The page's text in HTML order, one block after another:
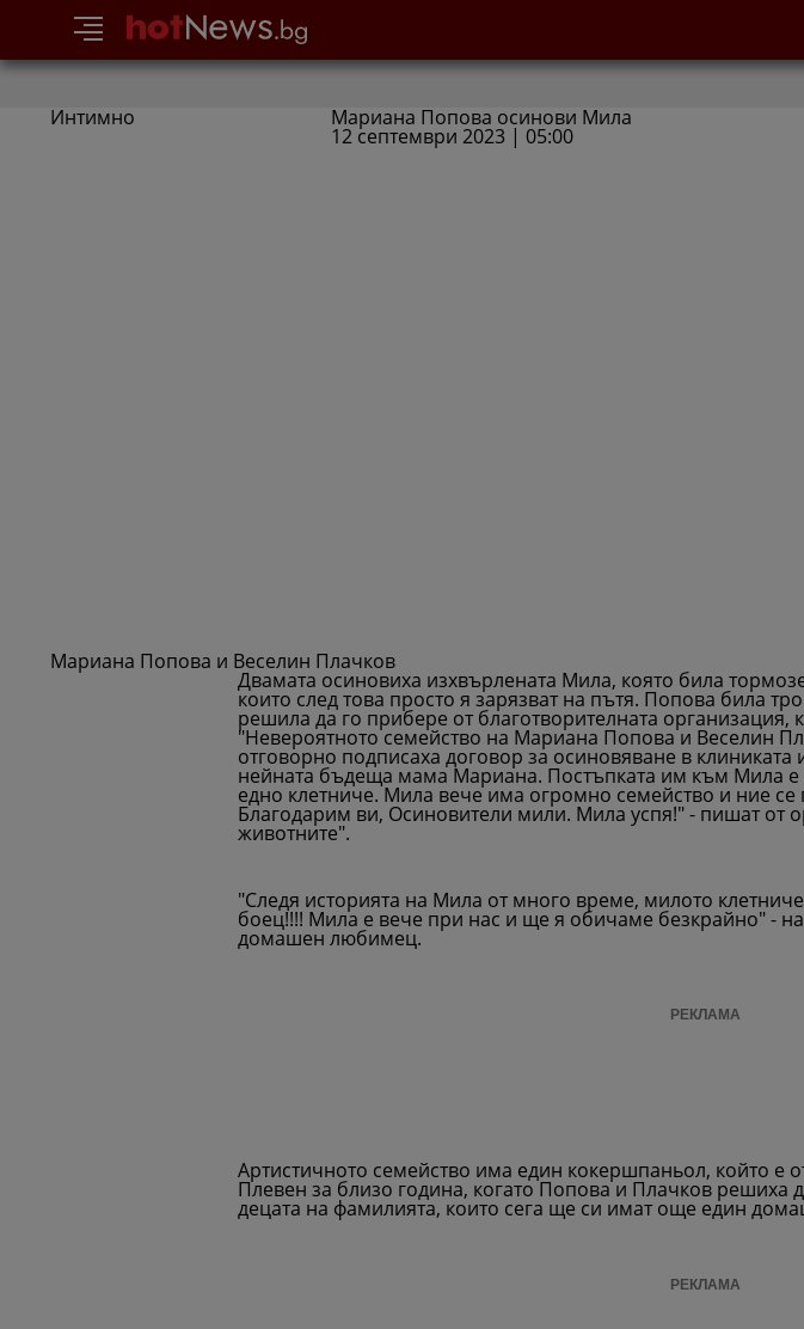
Интимно Мариана Попова осинови Мила
12 септември 2023 | 05:00
Мариана Попова и Веселин Плачков
Двамата осиновиха изхвърлената Мила, която била
които след това просто я зарязват на пътя. Попова била
решила да го прибере от благотворителната организация,
"Невероятното семейство на Мaриана Попова и Веселин
отговорно подписаха договор за осиновяване в
нейната бъдеща мама Мариана. Постъпката им към Мила е
едно клетниче. Мила вече има огромно семейство и ние
Благодарим ви, Осиновители мили. Мила успя!" - пишат от
животните".
"Следя историята на Мила от много време, милото
боец!!!! Мила е вече при нас и ще я обичаме безкрайно" -
домашен любимец.
РЕКЛАМА
Артистичното семейство има един кокершпаньол, който е
Плевен за близо година, когато Попова и Плачков решиха
децата на фамилията, които сега ще си имат още един
РЕКЛАМА